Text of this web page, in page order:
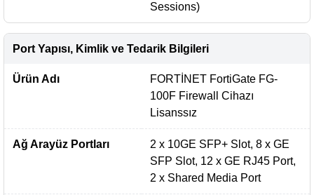
Sessions)
Port Yapısı, Kimlik ve Tedarik Bilgileri
Ürün Adı
FORTİNET FortiGate FG-
100F Firewall Cihazı
Lisanssız
Ağ Arayüz Portları
2 x 10GE SFP+ Slot, 8 x GE
SFP Slot, 12 x GE RJ45 Port,
2 x Shared Media Port